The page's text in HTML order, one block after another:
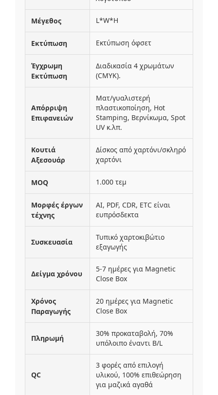
Μέγεθος L*W*H
Εκτύπωση Εκτύπωση όφσετ
Έγχρωμη
Εκτύπωση
Διαδικασία 4 χρωμάτων
(CMYK).
Απόρριψη
Επιφανειών
Ματ/γυαλιστερή
πλαστικοποίηση, Hot
Stamping, Βερνίκωμα, Spot
UV κ.λπ.
Κουτιά
Αξεσουάρ
Δίσκος από χαρτόνι/σκληρό
χαρτόνι
MOQ 1.000 τεμ
Μορφές έργων
τέχνης
AI, PDF, CDR, ETC είναι
ευπρόσδεκτα
Συσκευασία
Τυπικό χαρτοκιβώτιο
εξαγωγής
Δείγμα χρόνου
5-7 ημέρες για Magnetic
Close Box
Χρόνος
Παραγωγής
20 ημέρες για Magnetic
Close Box
Πληρωμή
30% προκαταβολή, 70%
υπόλοιπο έναντι B/L
QC
3 φορές από επιλογή
υλικού, 100% επιθεώρηση
για μαζικά αγαθά